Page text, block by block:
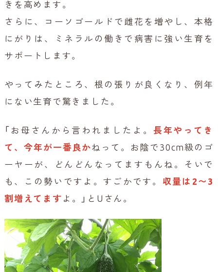
きを高めます。
さらに、コーソゴールドで雌花を増やし、本格
にがりは、ミネラルの働きで病害に強い生育を
サポートします。
やってみたところ、根の張りが良くなり、例年
にない生育で驚きました。
「お母さんから言われましたよ。 長年やってき
て、今年が一番良かねって。お陰で30cm級のゴ
ーヤーが、どんどんなってますもんね。そいで
も、この勢いですよ。すごかです。 収量は2〜3
割増えてます よ。」とUさん。